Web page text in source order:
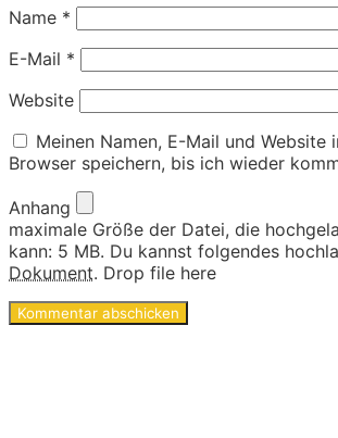
Name *
E-Mail *
Website
Meinen Namen, E-Mail und Website
Browser speichern, bis ich wieder
Anhang
maximale Größe der Datei, die
kann: 5 MB. Du kannst folgendes
Dokument. Drop file here